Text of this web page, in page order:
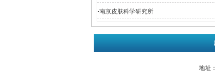
·南京皮肤科学研究所
地址